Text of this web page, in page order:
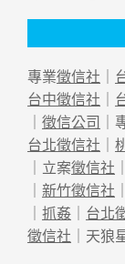
專業徵信社 ｜
台中徵信社 ｜
｜ 徵信公司 ｜
台北徵信社 ｜
｜立案徵信社 ｜
｜ 新竹徵信社 ｜
｜ 抓姦 ｜ 台北
徵信社 ｜天狼